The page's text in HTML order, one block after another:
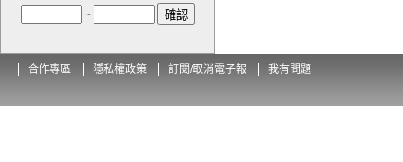
~
合作專區 隱私權政策 訂閱/取消電子報 我有問題